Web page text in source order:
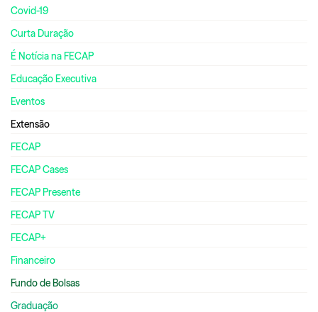
Covid-19
Curta Duração
É Notícia na FECAP
Educação Executiva
Eventos
Extensão
FECAP
FECAP Cases
FECAP Presente
FECAP TV
FECAP+
Financeiro
Fundo de Bolsas
Graduação